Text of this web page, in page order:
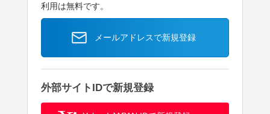
利用は無料です。
メールアドレスで新規登録
外部サイトIDで新規登録